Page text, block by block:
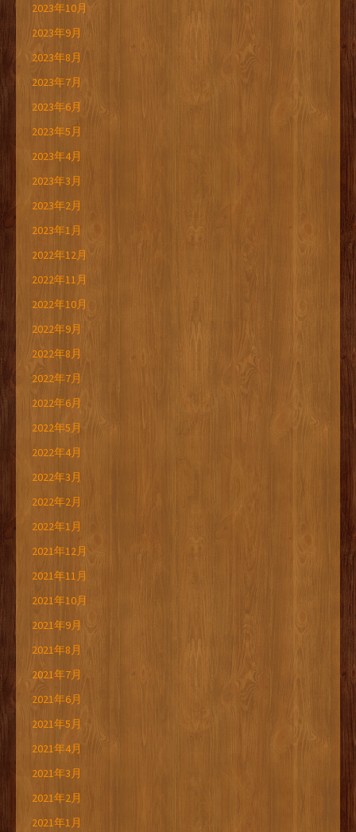
2023年10月
2023年9月
2023年8月
2023年7月
2023年6月
2023年5月
2023年4月
2023年3月
2023年2月
2023年1月
2022年12月
2022年11月
2022年10月
2022年9月
2022年8月
2022年7月
2022年6月
2022年5月
2022年4月
2022年3月
2022年2月
2022年1月
2021年12月
2021年11月
2021年10月
2021年9月
2021年8月
2021年7月
2021年6月
2021年5月
2021年4月
2021年3月
2021年2月
2021年1月